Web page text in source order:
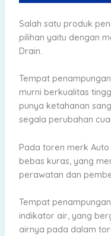
Salah satu produk
pilihan yaitu dengan
Drain.
Tempat
murni berkualitas
punya ketahanan
segala perubahan
Pada toren merk
bebas kuras, yang
perawatan dan
Tempat
indikator air, yang
airnya pada dalam